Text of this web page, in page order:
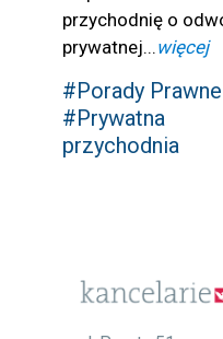
przychodnię o
prywatnej...więcej
#Porady Prawne
#Prywatna
przychodnia